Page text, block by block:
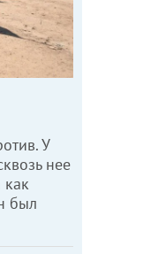
У
нее
как
был